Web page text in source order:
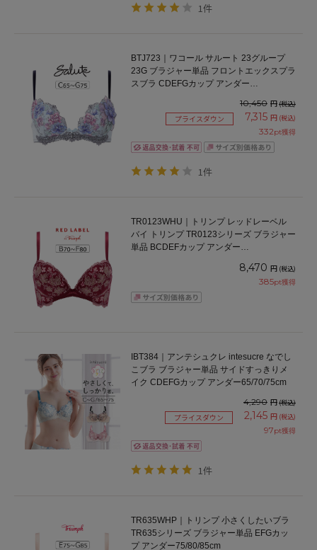
1件
BTJ723｜ワコール サルート 23グループ
23G ブラジャー単品 フロントエックスプラ
スブラ CDEFGカップ アンダー
10,450 円(税込)
プライスダウン 7,315 円 (税込)
332pt獲得
1件
TR0123WHU｜トリンプ レッドレーベル
バイ トリンプ TR0123シリーズ ブラジャー
単品 BCDEFカップ アンダー
8,470 円 (税込)
385pt獲得
IBT384｜アンテシュクレ intesucre なでし
こブラ ブラジャー単品 サイドすっきりメ
イク CDEFGカップ アンダー65/70/75cm
4,290 円(税込)
プライスダウン 2,145 円 (税込)
97pt獲得
1件
TR635WHP｜トリンプ 小さくしたいブラ
TR635シリーズ ブラジャー単品 EFGカッ
プ アンダー75/80/85cm